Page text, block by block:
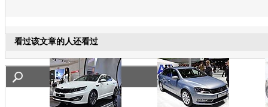
看过该文章的人还看过